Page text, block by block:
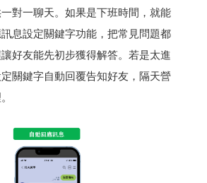
對一聊天。如果是下班時間，就能
息設定關鍵字功能，把常見問題都
好友能先初步獲得解答。若是太進
關鍵字自動回覆告知好友，隔天營